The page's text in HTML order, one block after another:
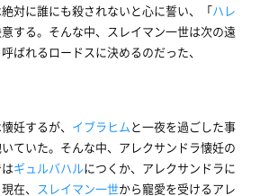
対に誰にも殺されないと心に誓い、「ハレ
する。そんな中、スレイマン一世は次の遠
ばれるロードスに決めるのだった、
妊するが、 イブラヒム と一夜を過ごした事
ていた。そんな中、アレクサンドラ懐妊の
ギュルバハルにつくか、アレクサンドラに
在、
スレイマン一世から寵愛を受けるアレ